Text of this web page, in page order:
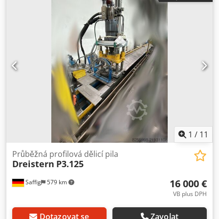
vložky, ale v případě potřeby je lze znovu vyrobit. Djdpfx
Aoy Sxx Aoczokr Cena za kus.
1 / 11
Saffig 579 km
Průběžná profilová dělicí pila
Dreistern P3.125
16 000 €
VB plus DPH
Dotazovat se Zavolat